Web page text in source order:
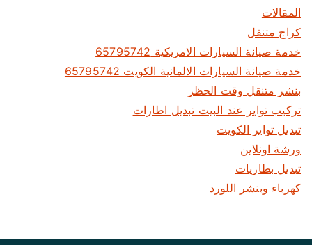
المقالات
كراج متنقل
خدمة صيانة السيارات الامريكية 65795742
خدمة صيانة السيارات الالمانية الكويت 65795742
بنشر متنقل وقت الحظر
تركيب تواير عند البيت تبديل اطارات
تبديل تواير الكويت
ورشة اونلاين
تبديل بطاريات
كهرباء وبنشر اللورد